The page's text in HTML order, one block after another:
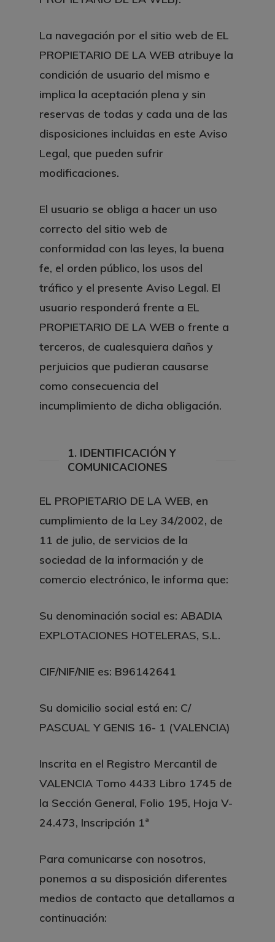
La navegación por el sitio web de EL
PROPIETARIO DE LA WEB atribuye la
condición de usuario del mismo e
implica la aceptación plena y sin
reservas de todas y cada una de las
disposiciones incluidas en este Aviso
Legal, que pueden sufrir
modificaciones.
El usuario se obliga a hacer un uso
correcto del sitio web de
conformidad con las leyes, la buena
fe, el orden público, los usos del
tráfico y el presente Aviso Legal. El
usuario responderá frente a EL
PROPIETARIO DE LA WEB o frente a
terceros, de cualesquiera daños y
perjuicios que pudieran causarse
como consecuencia del
incumplimiento de dicha obligación.
1. IDENTIFICACIÓN Y
COMUNICACIONES
EL PROPIETARIO DE LA WEB, en
cumplimiento de la Ley 34/2002, de
11 de julio, de servicios de la
sociedad de la información y de
comercio electrónico, le informa que:
Su denominación social es: ABADIA
EXPLOTACIONES HOTELERAS, S.L.
CIF/NIF/NIE es: B96142641
Su domicilio social está en: C/
PASCUAL Y GENIS 16- 1 (VALENCIA)
Inscrita en el Registro Mercantil de
VALENCIA Tomo 4433 Libro 1745 de
la Sección General, Folio 195, Hoja V-
24.473, Inscripción 1ª
Para comunicarse con nosotros,
ponemos a su disposición diferentes
medios de contacto que detallamos a
continuación: